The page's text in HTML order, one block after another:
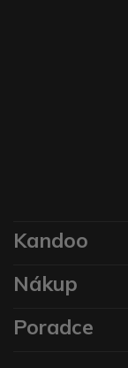
Kandoo
Nákup
Poradce